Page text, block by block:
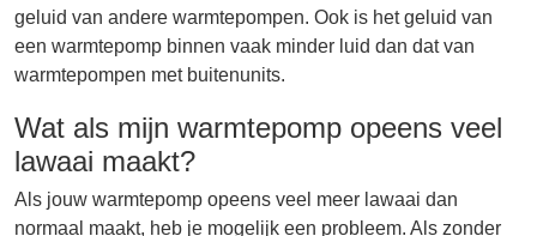
geluid van andere warmtepompen. Ook is het geluid van
een warmtepomp binnen vaak minder luid dan dat van
warmtepompen met buitenunits.
Wat als mijn warmtepomp opeens veel
lawaai maakt?
Als jouw warmtepomp opeens veel meer lawaai dan
normaal maakt, heb je mogelijk een probleem. Als zonder